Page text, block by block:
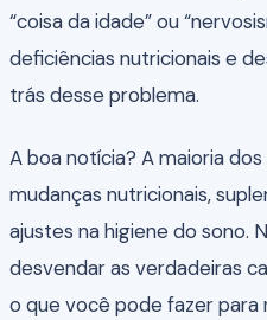
“coisa da idade” ou
deficiências nutricionais e
trás desse problema.
A boa notícia? A maioria
mudanças nutricionais,
ajustes na higiene do sono.
desvendar as verdadeiras
o que você pode fazer para